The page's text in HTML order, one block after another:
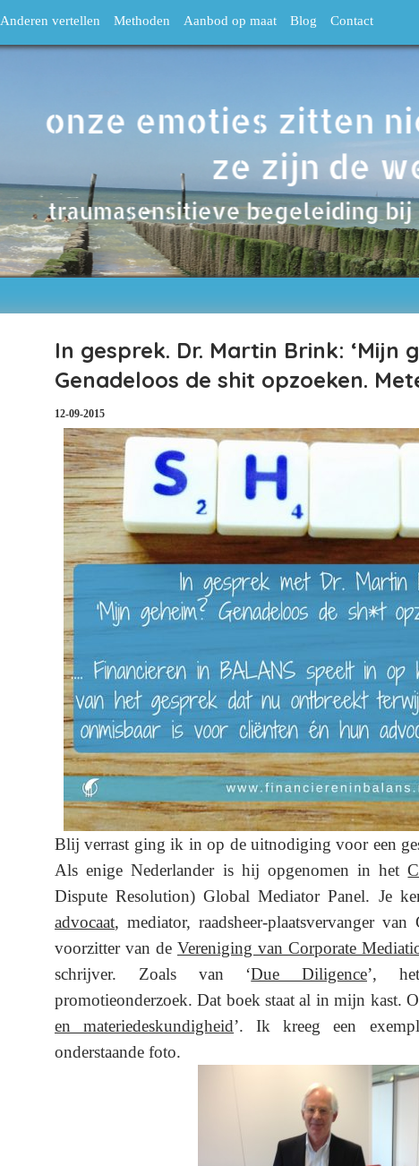
Anderen vertellen Methoden Aanbod op maat Blog Contact
In gesprek. Dr. Martin Brink: ‘Mijn
Genadeloos de shit opzoeken.
12-09-2015
Blij verrast ging ik in op de uitnodiging voor een
Als enige Nederlander is hij opgenomen in het
Dispute Resolution) Global Mediator Panel. Je
advocaat, mediator, raadsheer-plaatsvervanger van
voorzitter van de Vereniging van Corporate
schrijver.
Zoals van ‘Due Diligence’,
promotieonderzoek. Dat boek staat al in mijn kast.
en materiedeskundigheid’. Ik kreeg een
onderstaande foto.